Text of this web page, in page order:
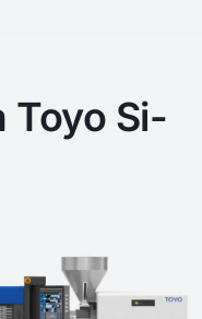
Toyo Si-